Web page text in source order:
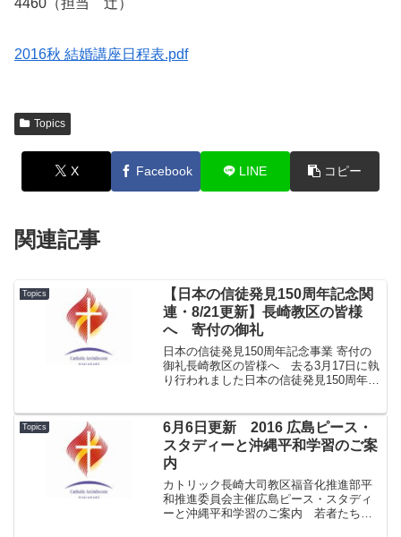
2016秋 結婚講座日程表.pdf
Topics
X Facebook LINE コピー
関連記事
Topics
【日本の信徒発見150周年記念関
連・8/21更新】長崎教区の皆様
へ 寄付の御礼
日本の信徒発見150周年記念事業 寄付の
御礼長崎教区の皆様へ 去る3月17日に執
り行われました日本の信徒発見150周年記
いにもかかわらず、寛大なご理解とご支
援を賜りまし...
Topics
6月6日更新 2016 広島ピース・
スタディーと沖縄平和学習のご案
内
カトリック長崎大司教区福音化推進部平
和推進委員会主催広島ピース・スタディ
ーと沖縄平和学習のご案内 若者たち